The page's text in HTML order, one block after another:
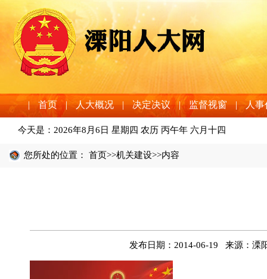
| 首页 | 人大概况 | 决定决议 | 监督视窗 | 人事
今天是： 2026年8月6日 星期四 农历 丙午年 六月十四
您所处的位置： 首页>>机关建设>>内容
发布日期：2014-06-19 来源：溧